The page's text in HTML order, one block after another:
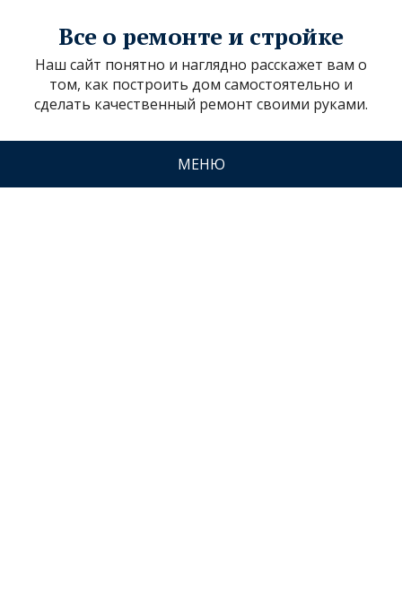
Все о ремонте и стройке
Наш сайт понятно и наглядно расскажет вам о
том, как построить дом самостоятельно и
сделать качественный ремонт своими руками.
МЕНЮ